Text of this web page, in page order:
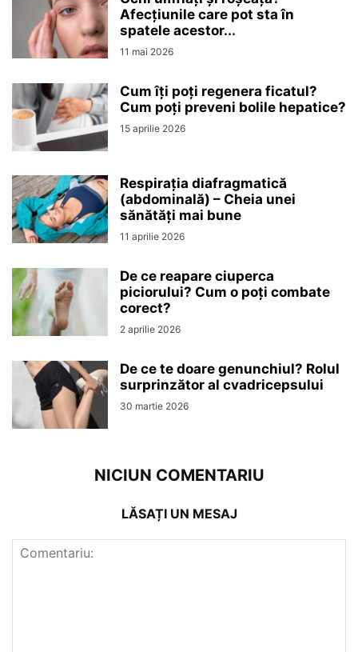
Afecțiunile care pot sta în
spatele acestor...
11 mai 2026
Cum îți poți regenera ficatul?
Cum poți preveni bolile hepatice?
15 aprilie 2026
Respirația diafragmatică
(abdominală) – Cheia unei
sănătăți mai bune
11 aprilie 2026
De ce reapare ciuperca
piciorului? Cum o poți combate
corect?
2 aprilie 2026
De ce te doare genunchiul? Rolul
surprinzător al cvadricepsului
30 martie 2026
NICIUN COMENTARIU
LĂSAȚI UN MESAJ